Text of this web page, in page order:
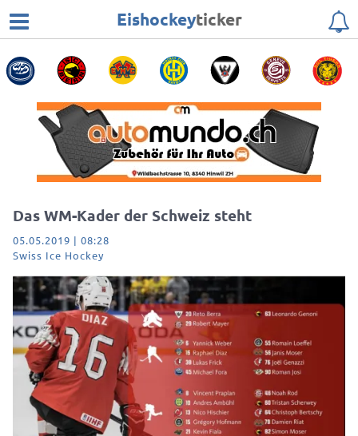
Eishockeyticker
Das WM-Kader der Schweiz steht
05.05.2019 | 08:28
Swiss Ice Hockey